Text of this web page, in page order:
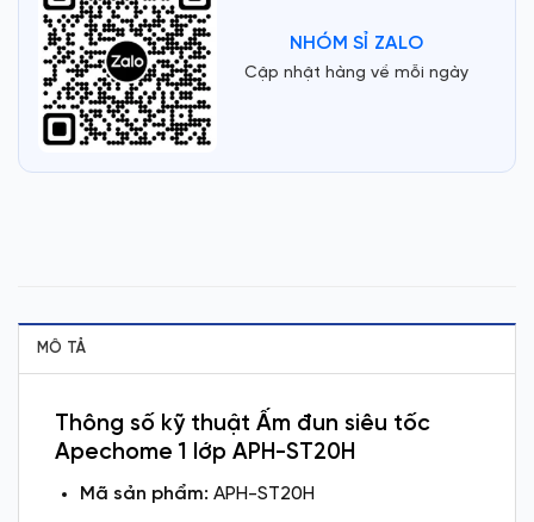
NHÓM SỈ ZALO
Cập nhật hàng về mỗi ngày
MÔ TẢ
Thông số kỹ thuật Ấm đun siêu tốc
Apechome 1 lớp APH-ST20H
Mã sản phẩm: APH-ST20H